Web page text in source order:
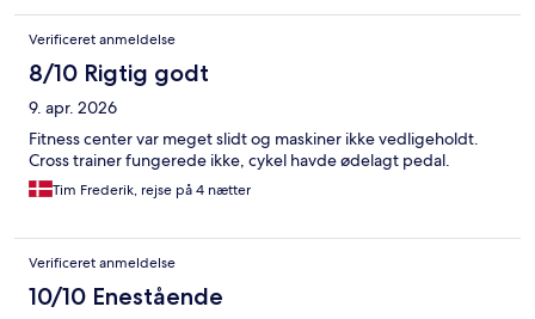
Verificeret anmeldelse
8/10 Rigtig godt
9. apr. 2026
Fitness center var meget slidt og maskiner ikke vedligeholdt.
Cross trainer fungerede ikke, cykel havde ødelagt pedal.
Tim Frederik, rejse på 4 nætter
Verificeret anmeldelse
10/10 Enestående